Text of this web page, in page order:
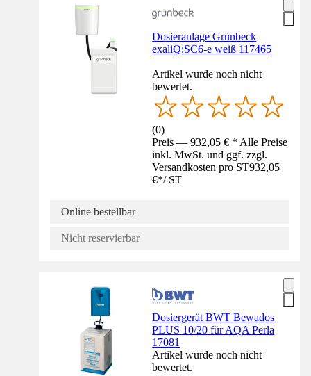
Dosieranlage Grünbeck
exaliQ:SC6-e weiß 117465
Artikel wurde noch nicht
bewertet.
(0)
Preis — 932,05 € * Alle Preise
inkl. MwSt. und ggf. zzgl.
Versandkosten pro ST932,05
€*/ ST
Online bestellbar
Nicht reservierbar
Dosiergerät BWT Bewados
PLUS 10/20 für AQA Perla
17081
Artikel wurde noch nicht
bewertet.